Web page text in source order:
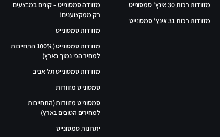
מזוודות רכות 30 אינץ' סמסונייט
מזוודות רכות 31 אינץ' סמסונייט
מזוודה סמסונייט – קונים במבצעים
רק ממקצוענים!
מזוודות סמסונייט
מזוודות סמסונייט (100% התחייבות
למחיר הכי נמוך בארץ)
מזוודות סמסונייט תל אביב
סמסונייט מזוודות
סמסונייט מזוודות (התחייבות
למחירים הטובים בארץ)
יתרונות סמסונייט